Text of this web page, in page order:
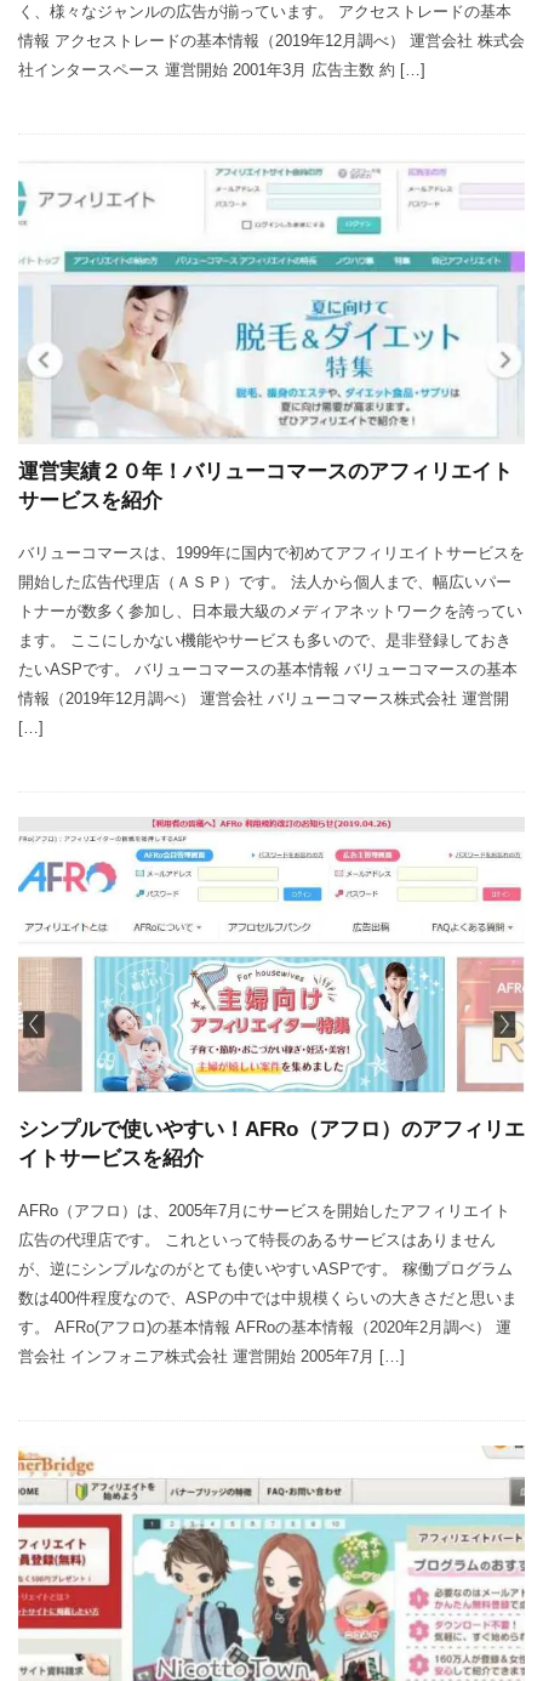
く、様々なジャンルの広告が揃っています。 アクセストレードの基本
情報 アクセストレードの基本情報（2019年12月調べ） 運営会社 株式会
社インタースペース 運営開始 2001年3月 広告主数 約 […]
運営実績２０年！バリューコマースのアフィリエイト
サービスを紹介
バリューコマースは、1999年に国内で初めてアフィリエイトサービスを
開始した広告代理店（ＡＳＰ）です。 法人から個人まで、幅広いパー
トナーが数多く参加し、日本最大級のメディアネットワークを誇ってい
ます。 ここにしかない機能やサービスも多いので、是非登録しておき
たいASPです。 バリューコマースの基本情報 バリューコマースの基本
情報（2019年12月調べ） 運営会社 バリューコマース株式会社 運営開
[…]
シンプルで使いやすい！AFRo（アフロ）のアフィリエ
イトサービスを紹介
AFRo（アフロ）は、2005年7月にサービスを開始したアフィリエイト
広告の代理店です。 これといって特長のあるサービスはありません
が、逆にシンプルなのがとても使いやすいASPです。 稼働プログラム
数は400件程度なので、ASPの中では中規模くらいの大きさだと思いま
す。 AFRo(アフロ)の基本情報 AFRoの基本情報（2020年2月調べ） 運
営会社 インフォニア株式会社 運営開始 2005年7月 […]